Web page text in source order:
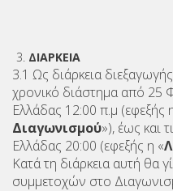
ΔΙΑΡΚΕΙΑ
3.1 Ως διάρκεια
χρονικό διάστημα από 25
Ελλάδας 12:00 π.μ (εφεξής
Διαγωνισμού»), έως και
Ελλάδας 20:00 (εφεξής η «
Κατά τη διάρκεια αυτή θα
συμμετοχών στο